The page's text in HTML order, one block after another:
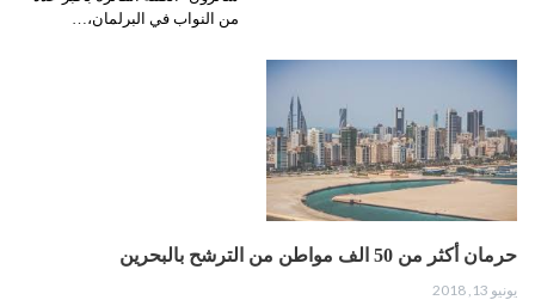
من النواب في البرلمان،…
حرمان أكثر من 50 الف مواطن من الترشح بالبحرين
يونيو 13, 2018